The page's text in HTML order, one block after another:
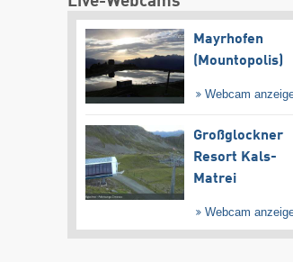
Mayrhofen
(Mountopolis)
Webcam
Großglockner
Resort Kals-
Matrei
Webcam